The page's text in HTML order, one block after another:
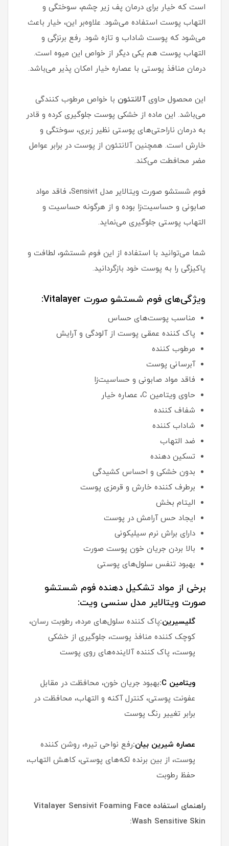
است که خیار برای درمان پف زیر چشم، سوختگی و
التهاب پوست استفاده می‌شود. علاوه‌بر این، خیار باعث
می‌شود که پوست شاداب و تازه شود. رفع برنزگی و
التهاب پوست هم یکی دیگر از خواص این میوه است.
درمان منافذ پوستی با عصاره خیار امکان پذیر می‌باشد.
این محصول حاوی آلانتئون با خواص مرطوب کنندگی
می‌باشد. این ماده از خشکی پوست جلوگیری کرده و قادر
به درمان ناراحتی‌های پوستی نظیر زبری، سوختگی و
خارش است. همچنین آلانتئون از پوست در برابر عوامل
مضر محافطت می‌کند.
فوم شستشو صورت ویتالایر مدل Sensivit، فاقد مواد
صابونی و حساسیت‌زا بوده و از هرگونه حساسیت و
التهاب پوستی جلوگیری می‌نماید.
شما می‌توانید با استفاده از این فوم شستشو، لطافت و
پاکیزگی را به پوست خود بازگردانید.
ویژگی‌های فوم شستشو صورت Vitalayer:
مناسب پوست‌های حساس
پاک کننده عمقی پوست از آلودگی و آرایش
مرطوب کننده
آبرسانی پوست
فاقد مواد صابونی و حساسیت‌زا
حاوی ویتامین C، عصاره خیار
شفاف کننده
شاداب کننده
ضد التهاب
تسکین دهنده
بدون خشکی و احساس کشیدگی
برطرف کننده خارش و قرمزی پوست
الیتام بخش
ایجاد حس آرامش در پوست
دارای براش نرم سیلیکونی
بالا بردن جریان خون پوست صورت
بهبود تنفس سلول‌های پوستی
برخی از مواد تشکیل دهنده فوم شستشو
صورت ویتالایر مدل سنسی ویت:
گلیسیرین:پاک کننده سلول‌های مرده، رطوبت رسان،
کوچک کننده منافذ پوست، جلوگیری از خشکی
پوست، پاک کننده آلاینده‌های روی پوست
ویتامین C:
بهبود جریان خون، محافظت در مقابل
عفونت پوستی، کنترل آکنه و التهاب، محافظت در
برابر تغییر رنگ پوست
عصاره شیرین بیان:رفع نواحی تیره، روشن کننده
پوست، از بین برنده لکه‌های پوستی، کاهش التهاب،
حفظ رطوبت
راهنمای استفاده Vitalayer Sensivit Foaming Face
Wash Sensitive Skin: